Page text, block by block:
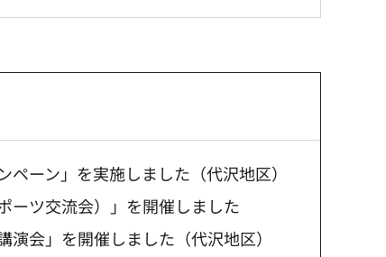
ペーン」を実施しました（代沢地区）
ーツ交流会）」を開催しました
演会」を開催しました（代沢地区）